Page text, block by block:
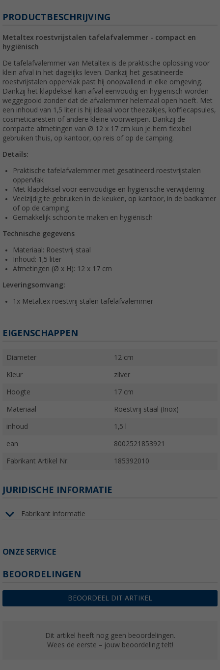
PRODUCTBESCHRIJVING
Metaltex roestvrijstalen tafelafvalemmer - compact en
hygiënisch
De tafelafvalemmer van Metaltex is de praktische oplossing voor
klein afval in het dagelijks leven. Dankzij het gesatineerde
roestvrijstalen oppervlak past hij onopvallend in elke omgeving.
Dankzij het klapdeksel kan afval eenvoudig en hygiënisch worden
weggegooid zonder dat de afvalemmer helemaal open hoeft. Met
een inhoud van 1,5 liter is hij ideaal voor theezakjes, koffiecapsules,
cosmeticaresten of andere kleine voorwerpen. Dankzij de
compacte afmetingen van Ø 12 x 17 cm kun je hem flexibel
gebruiken thuis, op kantoor, op reis of op de camping.
Details:
Praktische tafelafvalemmer met gesatineerd roestvrijstalen
oppervlak
Met klapdeksel voor eenvoudige en hygiënische verwijdering
Veelzijdig te gebruiken in de keuken, op kantoor, in de badkamer
of op de camping
Gemakkelijk schoon te maken en hygiënisch
Technische gegevens
Materiaal: Roestvrij staal
Inhoud: 1,5 liter
Afmetingen (Ø x H): 12 x 17 cm
Leveringsomvang:
1x Metaltex roestvrij stalen tafelafvalemmer
EIGENSCHAPPEN
Diameter 12 cm
Kleur zilver
Hoogte 17 cm
Materiaal Roestvrij staal (Inox)
inhoud 1,5 l
ean 8002521853921
Fabrikant Artikel Nr. 185392010
JURIDISCHE INFORMATIE
Fabrikant informatie
ONZE SERVICE
BEOORDELINGEN
BEOORDEEL DIT ARTIKEL
Dit artikel heeft nog geen beoordelingen.
Wees de eerste – jouw beoordeling telt!